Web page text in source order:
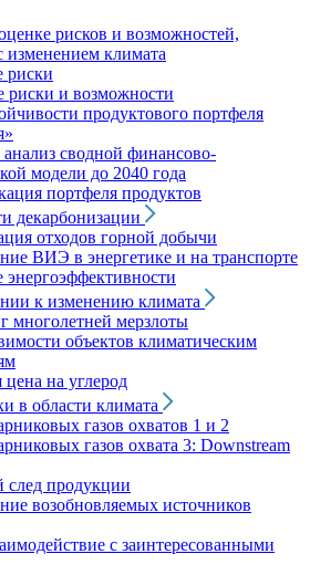
рисков и возможностей,
изменением климата
риски
риски и возможности
продуктового портфеля
сводной финансово-
модели до 2040 года
портфеля продуктов
декарбонизации
отходов горной добычи
ВИЭ в энергетике и на транспорте
к изменению климата
многолетней мерзлоты
объектов климатическим
на углерод
в области климата
газов охватов 1 и 2
газов охвата 3: Downstream
след продукции
возобновляемых источников
с заинтересованными